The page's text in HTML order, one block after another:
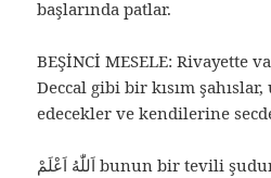
başlarında patlar.
BEŞİNCİ MESELE: Rivayette
Deccal gibi bir kısım
edecekler ve kendilerine
اَللّٰهُ اَعْلَمْ bunun bir tevili şudur ki: Nasıl ki padişahı